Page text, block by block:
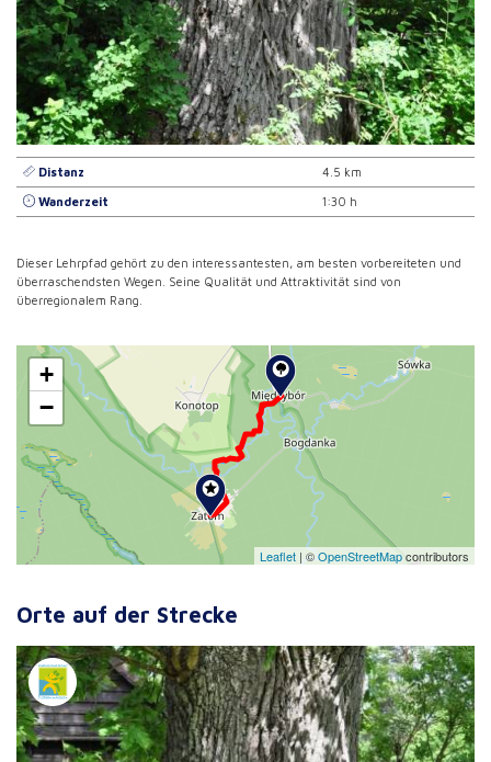
Distanz 4.5 km
Wanderzeit 1:30 h
Dieser Lehrpfad gehört zu den interessantesten, am besten vorbereiteten und
überraschendsten Wegen. Seine Qualität und Attraktivität sind von
überregionalem Rang.
+
−
Leaflet | ©OpenStreetMapcontributors
Orte auf der Strecke